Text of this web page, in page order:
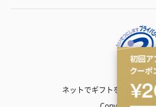
ネットでギフトを贈るなら |